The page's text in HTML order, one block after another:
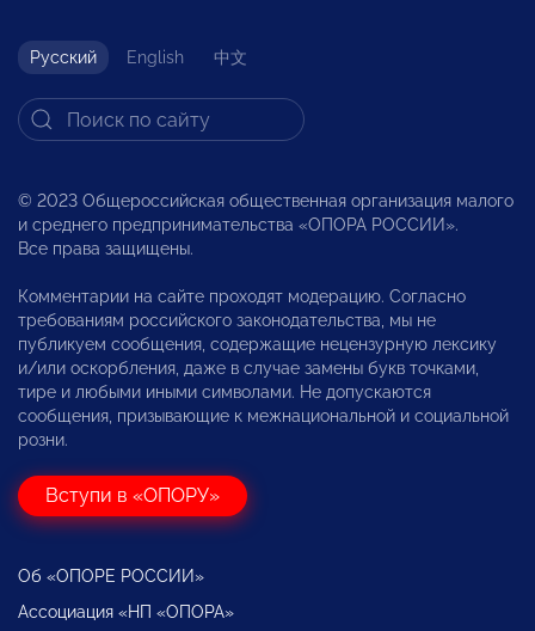
Русский English 中文
© 2023 Общероссийская общественная организация малого
и среднего предпринимательства «ОПОРА РОССИИ».
Все права защищены.
Комментарии на сайте проходят модерацию. Согласно
требованиям российского законодательства, мы не
публикуем сообщения, содержащие нецензурную лексику
и/или оскорбления, даже в случае замены букв точками,
тире и любыми иными символами. Не допускаются
сообщения, призывающие к межнациональной и социальной
розни.
Вступи в «ОПОРУ»
Об «ОПОРЕ РОССИИ»
Ассоциация «НП «ОПОРА»